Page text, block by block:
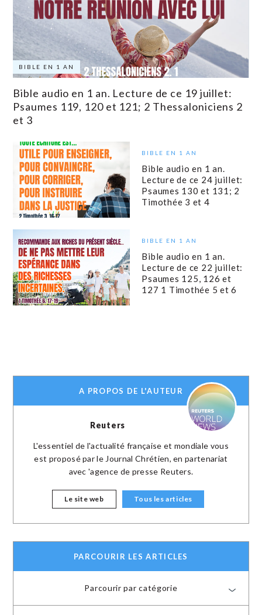
BIBLE EN 1 AN
Bible audio en 1 an. Lecture de ce 19 juillet:
Psaumes 119, 120 et 121; 2 Thessaloniciens 2
et 3
BIBLE EN 1 AN
Bible audio en 1 an.
Lecture de ce 24 juillet:
Psaumes 130 et 131; 2
Timothée 3 et 4
BIBLE EN 1 AN
Bible audio en 1 an.
Lecture de ce 22 juillet:
Psaumes 125, 126 et
127 1 Timothée 5 et 6
A PROPOS DE L'AUTEUR
Reuters
L'essentiel de l'actualité française et mondiale vous
est proposé par le Journal Chrétien, en partenariat
avec 'agence de presse Reuters.
Le site web Tous les articles
PARCOURIR LES ARTICLES
Parcourir par catégorie